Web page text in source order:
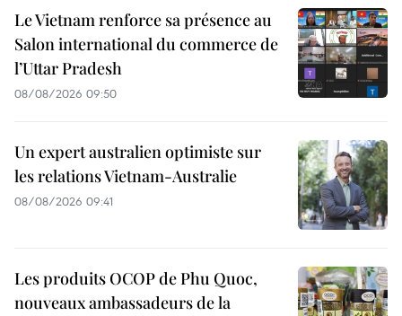
Le Vietnam renforce sa présence au
Salon international du commerce de
l’Uttar Pradesh
08/08/2026 09:50
Un expert australien optimiste sur
les relations Vietnam-Australie
08/08/2026 09:41
Les produits OCOP de Phu Quoc,
nouveaux ambassadeurs de la